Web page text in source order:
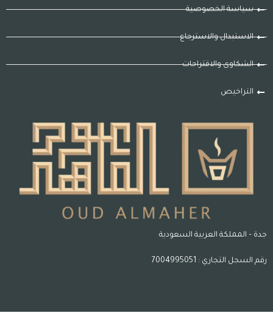
سياسة الخصوصية
الاستبدال والاسترجاع
الشكاوى والاقتراحات
التراخيص
جدة – المملكة العربية السعودية
رقم السجل التجاري : 7004995051